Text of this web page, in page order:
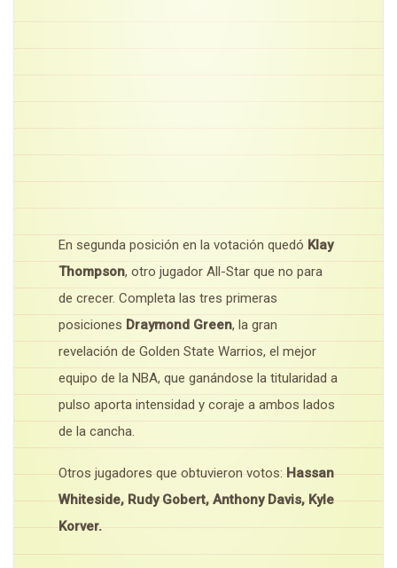
En segunda posición en la votación quedó Klay
Thompson, otro jugador All-Star que no para
de crecer. Completa las tres primeras
posiciones Draymond Green, la gran
revelación de Golden State Warrios, el mejor
equipo de la NBA, que ganándose la titularidad a
pulso aporta intensidad y coraje a ambos lados
de la cancha.
Otros jugadores que obtuvieron votos: Hassan
Whiteside, Rudy Gobert, Anthony Davis, Kyle
Korver.